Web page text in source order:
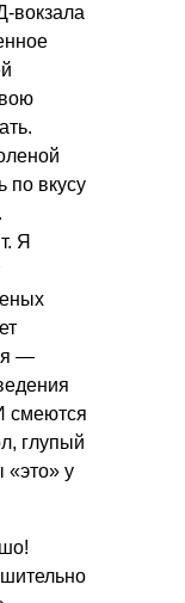
вокзала
по вкусу
Я
—
смеются
глупый
«это» у